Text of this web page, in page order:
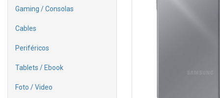
Gaming / Consolas
Cables
Periféricos
Tablets / Ebook
Foto / Video